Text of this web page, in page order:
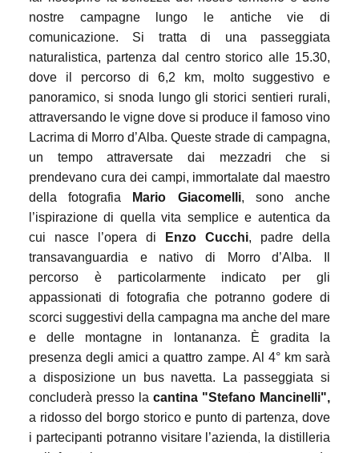
nostre campagne lungo le antiche vie di
comunicazione. Si tratta di una passeggiata
naturalistica, partenza dal centro storico alle 15.30,
dove il percorso di 6,2 km, molto suggestivo e
panoramico, si snoda lungo gli storici sentieri rurali,
attraversando le vigne dove si produce il famoso vino
Lacrima di Morro d’Alba. Queste strade di campagna,
un tempo attraversate dai mezzadri che si
prendevano cura dei campi, immortalate dal maestro
della fotografia
Mario Giacomelli, sono anche
l’ispirazione di quella vita semplice e autentica da
cui nasce l’opera di
Enzo Cucchi, padre della
transavanguardia e nativo di Morro d’Alba. Il
percorso è particolarmente indicato per gli
appassionati di fotografia che potranno godere di
scorci suggestivi della campagna ma anche del mare
e delle montagne in lontananza. È gradita la
presenza degli amici a quattro zampe. Al 4° km sarà
a disposizione un bus navetta. La passeggiata si
concluderà presso la cantina "Stefano Mancinelli",
a ridosso del borgo storico e punto di partenza, dove
i partecipanti potranno visitare l’azienda, la distilleria